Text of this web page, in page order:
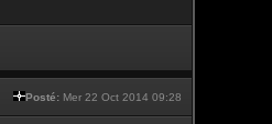
Posté: Mer 22 Oct 2014 09:28